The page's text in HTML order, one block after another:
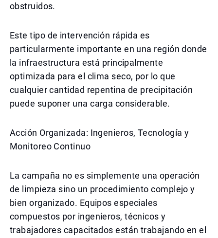
obstruidos.
Este tipo de intervención rápida es
particularmente importante en una región donde
la infraestructura está principalmente
optimizada para el clima seco, por lo que
cualquier cantidad repentina de precipitación
puede suponer una carga considerable.
Acción Organizada: Ingenieros, Tecnología y
Monitoreo Continuo
La campaña no es simplemente una operación
de limpieza sino un procedimiento complejo y
bien organizado. Equipos especiales
compuestos por ingenieros, técnicos y
trabajadores capacitados están trabajando en el